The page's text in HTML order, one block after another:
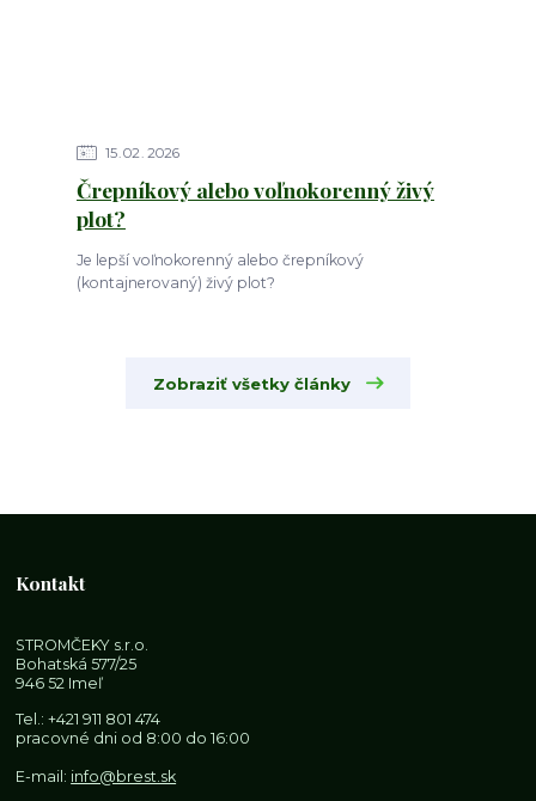
15 02 2026
Črepníkový alebo voľnokorenný živý
plot?
Je lepší voľnokorenný alebo črepníkový
(kontajnerovaný) živý plot?
Zobraziť všetky články
Kontakt
STROMČEKY s.r.o.
Bohatská 577/25
946 52 Imeľ
Tel.:+421 911 801 474
pracovné dni od 8:00 do 16:00
E-mail: info@brest.sk